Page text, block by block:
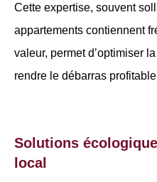
Cette expertise, souvent
appartements contiennent
valeur, permet d’optimiser
rendre le débarras
Solutions
local